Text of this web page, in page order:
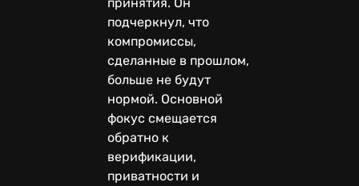
подчеркнул, что
компромиссы,
сделанные в прошлом,
больше не будут
нормой. Основной
фокус смещается
обратно к
верификации,
приватности и